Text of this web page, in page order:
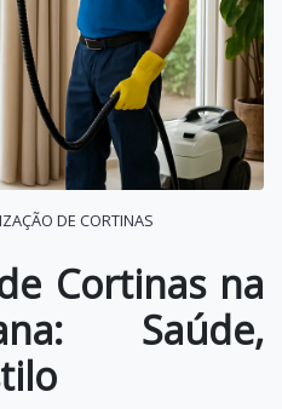
DE CORTINAS
Cortinas na
Saúde,